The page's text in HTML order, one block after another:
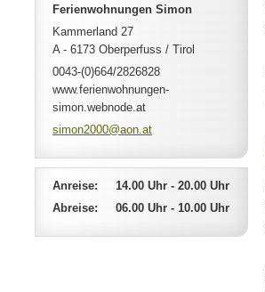
Ferienwohnungen Simon
Kammerland 27
A - 6173 Oberperfuss / Tirol
0043-(0)664/2826828
www.ferienwohnungen-
simon.webnode.at
simon2000@aon.at
Anreise: 14.00 Uhr - 20.00 Uhr
Abreise: 06.00 Uhr - 10.00 Uhr